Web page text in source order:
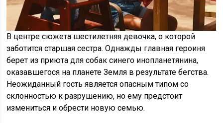
В центре сюжета шестилетняя девочка, о которой
заботится старшая сестра. Однажды главная героиня
берет из приюта для собак синего инопланетянина,
оказавшегося на планете Земля в результате бегства.
Неожиданный гость является опасным типом со
склонностью к разрушению, но ему предстоит
измениться и обрести новую семью.